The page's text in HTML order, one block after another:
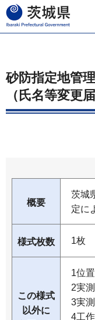
茨城県
砂防指定地管
（氏名等変更届
概要
茨城
定に
様式枚数 1枚
この様式
以外に
1位
2実
3実
4工